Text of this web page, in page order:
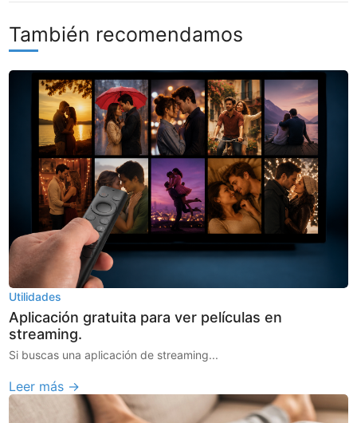
También recomendamos
Utilidades
Aplicación gratuita para ver películas en
streaming.
Si buscas una aplicación de streaming...
Leer más →